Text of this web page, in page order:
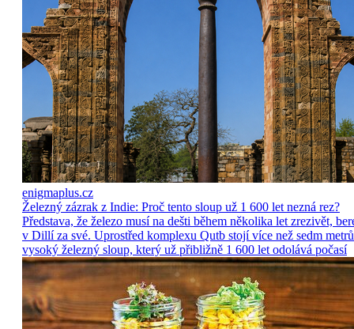
enigmaplus.cz
Železný zázrak z Indie: Proč tento sloup už 1 600 let nezná rez?
Představa, že železo musí na dešti během několika let zrezivět,
v Dillí za své. Uprostřed komplexu Qutb stojí více než sedm metrů
vysoký železný sloup, který už přibližně 1 600 let odolává počasí